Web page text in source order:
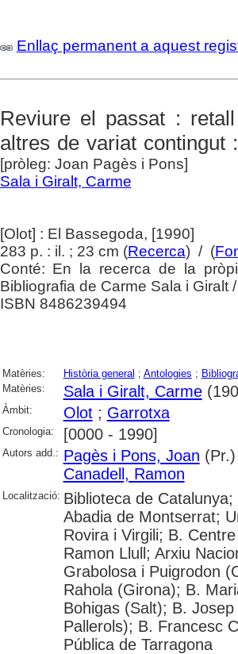
Enllaç permanent a aquest
Reviure el passat :
altres de variat contingut
[pròleg: Joan Pagès i Pons]
Sala i Giralt, Carme
[Olot] : El Bassegoda, [1990]
283 p. : il. ; 23 cm (Recerca) / (
Conté: En la recerca de la
Bibliografia de Carme Sala i Giralt
ISBN 8486239494
Matèries: Història general ; Antologies ;
Matèries:
Sala i Giralt, Carme
Àmbit: Olot; Garrotxa
Cronologia: [0000 - 1990]
Autors add.: Pagès i Pons, Joan
Canadell, Ramon
Localització: Biblioteca de
Abadia de Montserrat;
Rovira i Virgili; B.
Ramon Llull; Arxiu
Grabolosa i Puigrodon
Rahola (Girona); B.
Bohigas (Salt); B.
Pallerols); B. Francesc
Pública de Tarragona